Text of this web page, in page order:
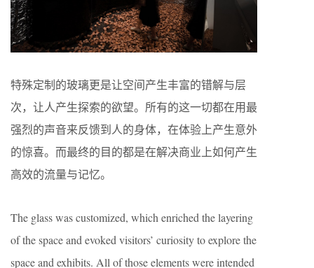
特殊定制的玻璃更是让空间产生丰富的错解与层
次，让人产生探索的欲望。所有的这一切都在用最
强烈的声音来反馈到人的身体，在体验上产生意外
的惊喜。而最终的目的都是在解决商业上如何产生
高效的流量与记忆。
The glass was customized, which enriched the layering
of the space and evoked visitors’ curiosity to explore the
space and exhibits. All of those elements were intended